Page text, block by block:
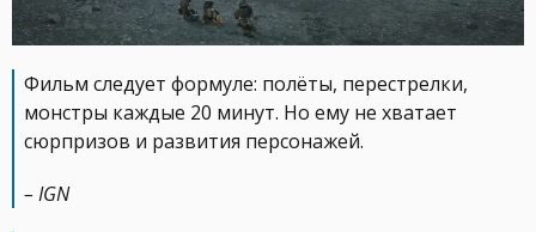
Фильм следует формуле: полёты, перестрелки,
монстры каждые 20 минут. Но ему не хватает
сюрпризов и развития персонажей.
– IGN